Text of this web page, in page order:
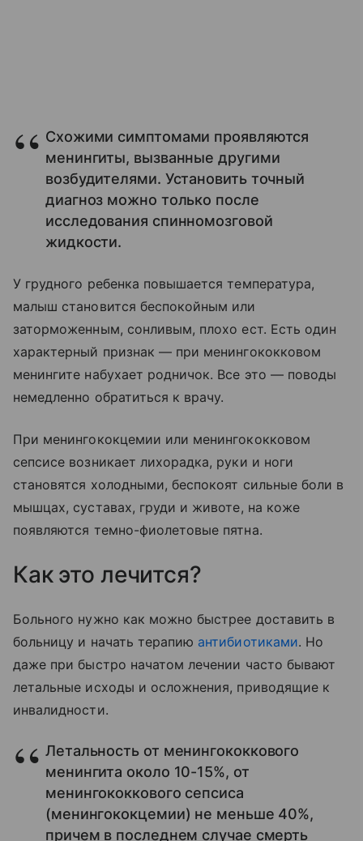
Схожими симптомами проявляются
менингиты, вызванные другими
возбудителями. Установить точный
диагноз можно только после
исследования спинномозговой
жидкости.
У грудного ребенка повышается температура,
малыш становится беспокойным или
заторможенным, сонливым, плохо ест. Есть один
характерный признак — при менингококковом
менингите набухает родничок. Все это — поводы
немедленно обратиться к врачу.
При менингококцемии или менингококковом
сепсисе возникает лихорадка, руки и ноги
становятся холодными, беспокоят сильные боли в
мышцах, суставах, груди и животе, на коже
появляются темно-фиолетовые пятна.
Как это лечится?
Больного нужно как можно быстрее доставить в
больницу и начать терапию антибиотиками. Но
даже при быстро начатом лечении часто бывают
летальные исходы и осложнения, приводящие к
инвалидности.
Летальность от менингококкового
менингита около 10-15%, от
менингококкового сепсиса
(менингококцемии) не меньше 40%,
причем в последнем случае смерть